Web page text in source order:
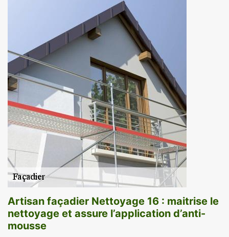
Artisan façadier Nettoyage 16 : maitrise le
nettoyage et assure l’application d’anti-
mousse